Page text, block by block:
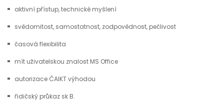
aktivní přístup, technické myšlení
svědomitost, samostatnost, zodpovědnost, pečlivost
časová flexibilita
mít uživatelskou znalost MS Office
autorizace ČAIKT výhodou
řidičský průkaz sk B.